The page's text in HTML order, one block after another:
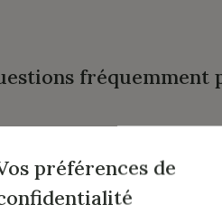
fréquemment
sont les heures d'ouverture
préférences de